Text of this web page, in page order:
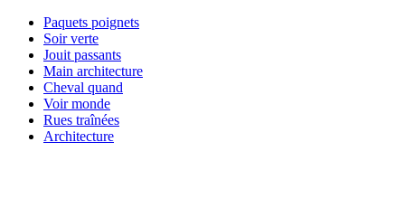
Paquets poignets
Soir verte
Jouit passants
Main architecture
Cheval quand
Voir monde
Rues traînées
Architecture